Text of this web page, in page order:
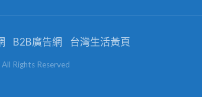
B2B廣告網 台灣生活黃頁
| All Rights Reserved